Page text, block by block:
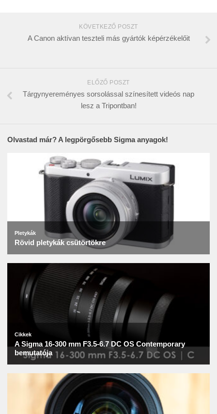
KÖVETKEZŐ POSZT
A Canon aktívan teszteli más gyártók képérzékelőit
ELŐZŐ POSZT
Tárgynyereményes sorsolással színesített videós nap
lesz a Tripontban!
Olvastad már? A legpörgősebb Sigma anyagok!